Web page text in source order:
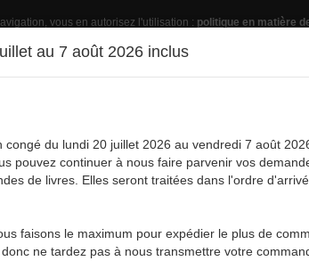
vous en autorisez l'utilisation : politique en matière
au 7 août 2026 inclus
du lundi 20 juillet 2026 au vendredi 7 août
pouvez continuer à nous faire parvenir vos
de livres. Elles seront traitées dans l'ordre
faisons le maximum pour expédier le plus de
ne tardez pas à nous transmettre votre